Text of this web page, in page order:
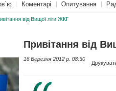
Коментарі Опитування
від Вищої ліги ЖКГ
Привітання від
16 Березня 2012 p. 08:30